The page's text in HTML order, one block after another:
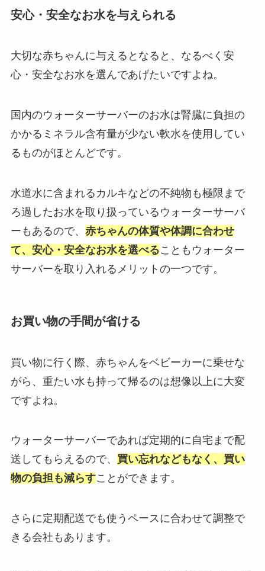
安心・安全なお水を与えられる
大切な赤ちゃんに与えるとなると、なるべく安
心・安全なお水を選んであげたいですよね。
国内のウォーターサーバーのお水は腎臓に負担の
かかるミネラル含有量が少ない軟水を使用してい
るものがほとんどです。
水道水に含まれるカルキなどの不純物も極限まで
ろ過したお水を取り扱っているウォーターサーバ
ーもあるので、 赤ちゃんの体質や体調に合わせ
て、安心・安全なお水を選べることもウォーター
サーバーを取り入れるメリットの一つです。
お買い物の手間が省ける
買い物に行く際、赤ちゃんをベビーカーに乗せな
がら、重たい水も持って帰るのは想像以上に大変
ですよね。
ウォーターサーバーであれば定期的に自宅まで配
送してもらえるので、 買い忘れなどもなく、 買い
物の負担も減らすことができます。
さらに定期配送でも使うペースに合わせて調整で
きる会社もあります。